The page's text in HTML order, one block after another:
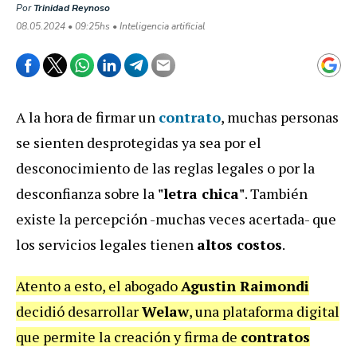
PorTrinidad Reynoso
08.05.2024 • 09:25hs • Inteligencia artificial
A la hora de firmar un contrato, muchas personas
se sienten desprotegidas ya sea por el
desconocimiento de las reglas legales o por la
desconfianza sobre la "letra chica". También
existe la percepción -muchas veces acertada- que
los servicios legales tienen altos costos.
Atento a esto, el abogadoAgustin Raimondi
decidió desarrollarWelaw, una plataforma digital
que permite la creación y firma de contratos